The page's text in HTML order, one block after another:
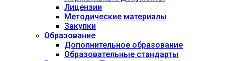
Лицензии
Методические материалы
Закупки
Образование
Дополнительное образование
Образовательные стандарты